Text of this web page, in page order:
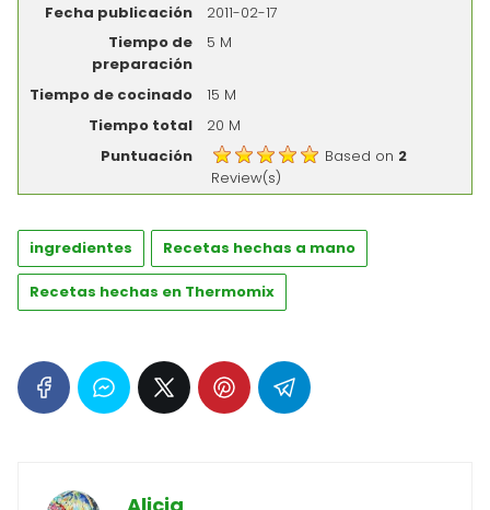
Fecha publicación
2011-02-17
Tiempo de
preparación
5 M
Tiempo de cocinado
15 M
Tiempo total
20 M
Puntuación
Based on 2
Review(s)
ingredientes Recetas hechas a mano
Recetas hechas en Thermomix